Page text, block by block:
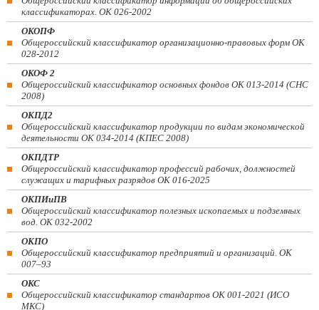
классификаторах. ОК 026-2002
ОКОПФ
Общероссийский классификатор организационно-правовых форм ОК
028-2012
ОКОФ 2
Общероссийский классификатор основных фондов ОК 013-2014 (СНС
2008)
ОКПД2
Общероссийский классификатор продукции по видам экономической
деятельности ОК 034-2014 (КПЕС 2008)
ОКПДТР
Общероссийский классификатор профессий рабочих, должностей
служащих и тарифных разрядов ОК 016-2025
ОКПИиПВ
Общероссийский классификатор полезных ископаемых и подземных
вод. ОК 032-2002
ОКПО
Общероссийский классификатор предприятий и организаций. ОК
007–93
ОКС
Общероссийский классификатор стандартов ОК 001-2021 (ИСО
МКС)